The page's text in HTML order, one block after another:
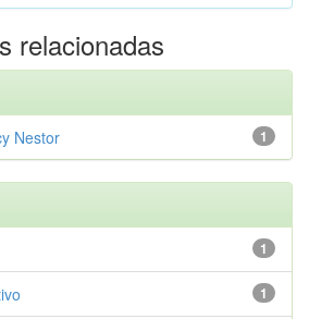
relacionadas
1
Nestor
1
1